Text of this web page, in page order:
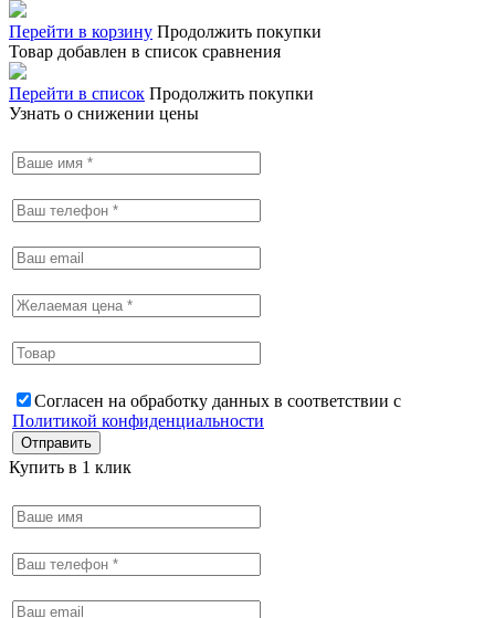
Перейти в корзину Продолжить покупки
Товар добавлен в список сравнения
Перейти в список Продолжить покупки
Узнать о снижении цены
Согласен на обработку данных в соответствии с
Политикой конфиденциальности
Купить в 1 клик